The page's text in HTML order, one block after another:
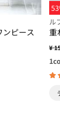
ンピース
ル
重
¥
1